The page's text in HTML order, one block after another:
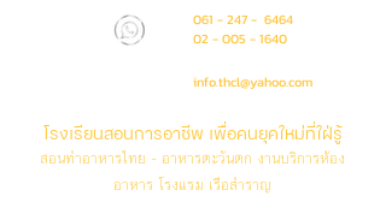
061 - 247 - 6464
02 - 005 - 1640
info.thcl@yahoo.com
โรงเรียนสอนการอาชีพ เพื่อคนยุคใหม่ที่ใฝ่รู้
สอนทำอาหารไทย - อาหารตะวันตก งานบริการห้อง
อาหาร โรงแรม เรือสำราญ